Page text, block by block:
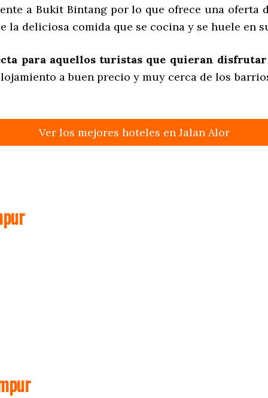
a Bukit Bintang por lo que ofrece una oferta
la deliciosa comida que se cocina y se huele en
para aquellos turistas que quieran
a buen precio y muy cerca de los
Ver los mejores hoteles en Jalan Alor